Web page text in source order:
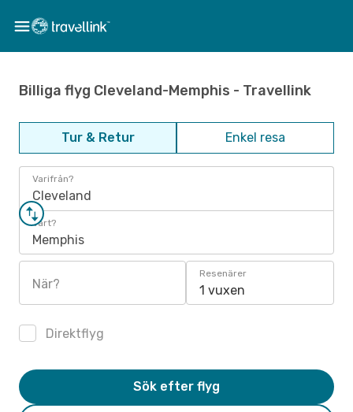
Billiga flyg Cleveland-Memphis - Travellink
Tur & Retur Enkel resa
Varifrån?
Cleveland
Vart?
Memphis
När?
Resenärer
1 vuxen
Direktflyg
Sök efter flyg